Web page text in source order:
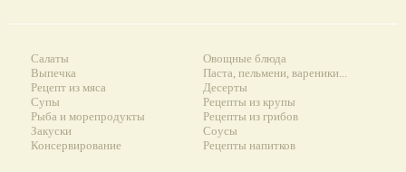
Салаты
Выпечка
Рецепт из мяса
Супы
Рыба и морепродукты
Закуски
Консервирование
Овощные блюда
Паста, пельмени, вареники...
Десерты
Рецепты из крупы
Рецепты из грибов
Соусы
Рецепты напитков